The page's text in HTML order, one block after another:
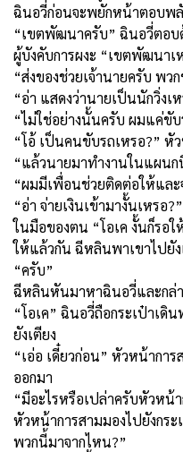
ฉินอวี่ก่อนจะพยักหน้าตอบพ
“เขตพัฒนาครับ” ฉินอวี่ตอบด้
ผู้บังคับการผงะ “เขตพัฒนา
“ส่งของช่วยเจ้านายครับ พว
“อ่า แสดงว่านายเป็นนักวิ่งเ
“ไม่ใช่อย่างนั้นครับ ผมแค่ขั
“โอ้ เป็นคนขับรถเหรอ?” หั
“แล้วนายมาทำงานในแผนก
“ผมมีเพื่อนช่วยติดต่อให้แล
“อ่า จ่ายเงินเข้ามางั้นเหรอ
ในมือของตน “โอเค งั้นก็รอ
ให้แล้วกัน ฉีหลินพาเขาไปยัง
“ครับ”
ฉีหลินหันมาหาฉินอวี่และกล่
“โอเค” ฉินอวี่ถือกระเป๋าเดิ
ยังเตียง
“เอ่อ เดี๋ยวก่อน” หัวหน้ากา
ออกมา
“มีอะไรหรือเปล่าครับหัวหน้
หัวหน้าการสามมองไปยังกร
พวกนี้มาจากไหน?”